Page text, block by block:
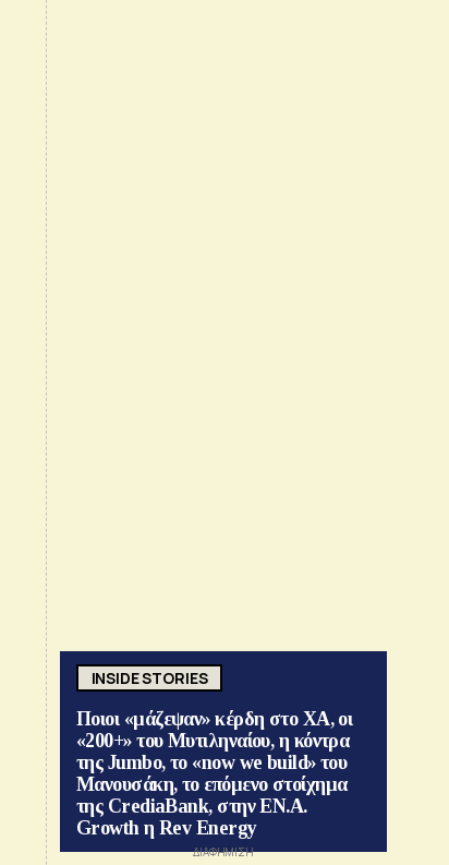
INSIDE STORIES
Ποιοι «μάζεψαν» κέρδη στο ΧΑ, οι
«200+» του Μυτιληναίου, η κόντρα
της Jumbo, το «now we build» του
Μανουσάκη, το επόμενο στοίχημα
της CrediaBank, στην ΕΝ.Α.
Growth η Rev Energy